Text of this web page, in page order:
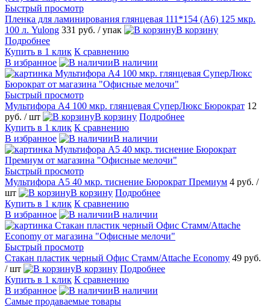
Быстрый просмотр
Пленка для ламинирования глянцевая 111*154 (А6) 125 мкр.
100 л. Yulong 331 руб. / упак
В корзину
Подробнее
Купить в 1 клик К сравнению
В избранное
В наличии
Быстрый просмотр
Мультифора А4 100 мкр. глянцевая СуперЛюкс Бюрократ 12
руб. / шт В корзину Подробнее
Купить в 1 клик К сравнению
В избранное
В наличии
Быстрый просмотр
Мультифора А5 40 мкр. тиснение Бюрократ Премиум 4 руб. /
шт
В корзину Подробнее
Купить в 1 клик К сравнению
В избранное
В наличии
Быстрый просмотр
Стакан пластик черный Офис Стамм/Attache Economy 49 руб.
/ шт
В корзину Подробнее
Купить в 1 клик К сравнению
В избранное
В наличии
Самые продаваемые товары